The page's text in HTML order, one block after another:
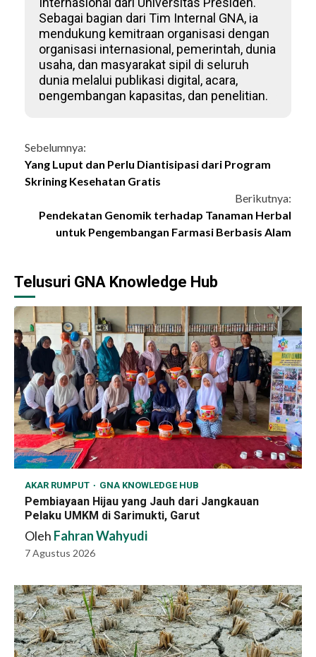
Sebagai bagian dari Tim Internal GNA, ia
mendukung kemitraan organisasi dengan
organisasi internasional, pemerintah, dunia
usaha, dan masyarakat sipil di seluruh
dunia melalui publikasi digital, acara,
pengembangan kapasitas, dan penelitian.
Continue
Reading
Sebelumnya:
Yang Luput dan Perlu Diantisipasi dari Program
Skrining Kesehatan Gratis
Berikutnya:
Pendekatan Genomik terhadap Tanaman Herbal
untuk Pengembangan Farmasi Berbasis Alam
Telusuri GNA Knowledge Hub
AKAR RUMPUT GNA KNOWLEDGE HUB
Pembiayaan Hijau yang Jauh dari Jangkauan
Pelaku UMKM di Sarimukti, Garut
Oleh Fahran Wahyudi
7 Agustus 2026